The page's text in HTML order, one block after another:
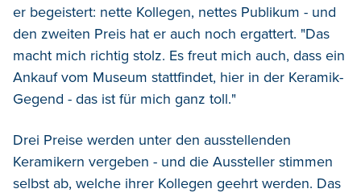
er begeistert: nette Kollegen, nettes Publikum - und
den zweiten Preis hat er auch noch ergattert. "Das
macht mich richtig stolz. Es freut mich auch, dass ein
Ankauf vom Museum stattfindet, hier in der Keramik-
Gegend - das ist für mich ganz toll."
Drei Preise werden unter den ausstellenden
Keramikern vergeben - und die Aussteller stimmen
selbst ab, welche ihrer Kollegen geehrt werden. Das